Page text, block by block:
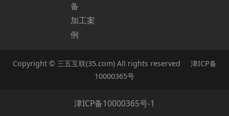
备
加工案
例
Copyright © 三五互联(35.com) All rights reserved 津ICP备
10000365号
津ICP备10000365号-1